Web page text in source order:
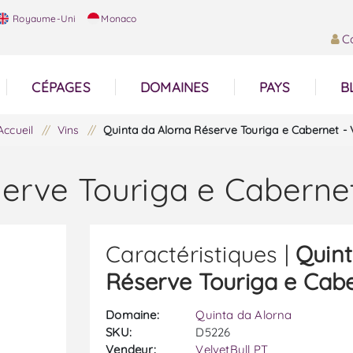
Royaume-Uni Monaco
CÉPAGES DOMAINES PAYS
/ Vins / Quinta da Alorna Réserve Touriga e Cabernet -
Touriga e
Caractéristiques |
Réserve Touriga e
Domaine:
Quinta da Alorna
SKU:
D5226
Vendeur:
VelvetBull PT